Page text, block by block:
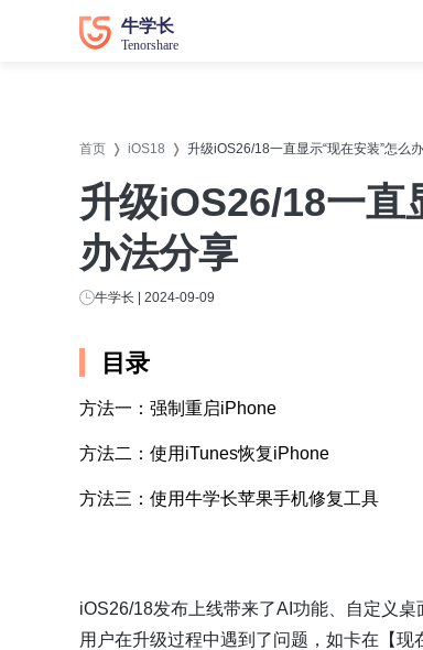
牛学长苹果数据恢复工具
牛学长安卓数据恢复工具
牛学长Windows数据恢复工具
首页 iOS18 升级iOS26/18一直显示“现在安装”怎么
升级iOS26/18一直
办法分享
牛学长 | 2024-09-09
目录
方法一：强制重启iPhone
方法二：使用iTunes恢复iPhone
方法三：使用牛学长苹果手机修复工具
iOS26/18发布上线带来了AI功能、自定义
用户在升级过程中遇到了问题，如卡在【现